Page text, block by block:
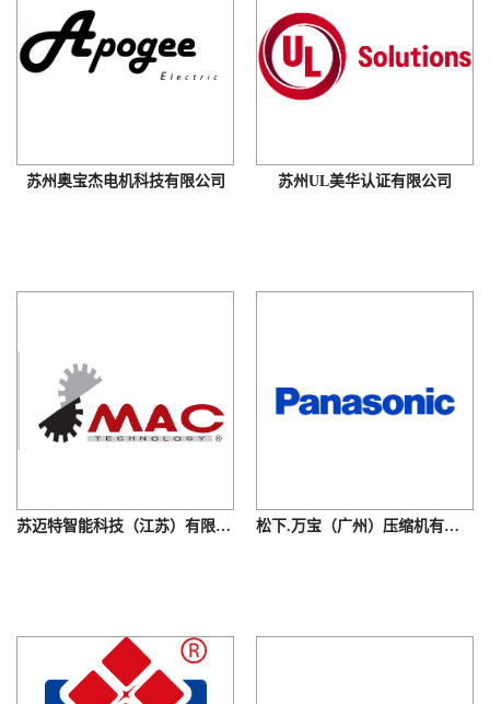
苏州奥宝杰电机科技有限公司 苏州UL美华认证有限公司
苏迈特智能科技（江苏）有限公司 松下.万宝（广州）压缩机有限公司